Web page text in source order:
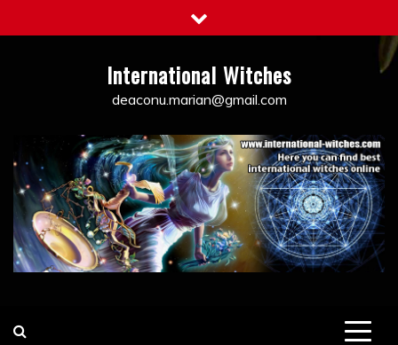
to
International Witches
deaconu.marian@gmail.com